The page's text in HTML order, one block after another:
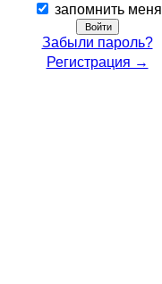
запомнить меня
Забыли пароль?
Регистрация →